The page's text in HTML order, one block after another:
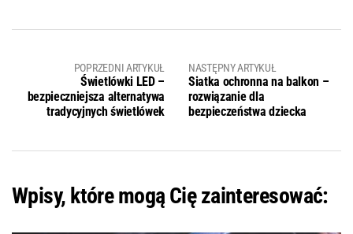
POPRZEDNI ARTYKUŁ
Świetlówki LED –
bezpieczniejsza alternatywa
tradycyjnych świetlówek
NASTĘPNY ARTYKUŁ
Siatka ochronna na balkon –
rozwiązanie dla
bezpieczeństwa dziecka
Wpisy, które mogą Cię zainteresować: